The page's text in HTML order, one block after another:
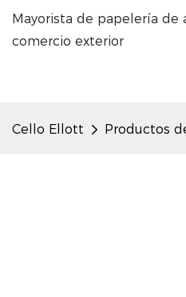
Mayorista de papelería de
comercio exterior
Cello Ellott Productos